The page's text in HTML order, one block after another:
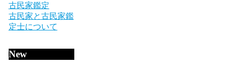
古民家鑑定
古民家と古民家鑑
定士について
New